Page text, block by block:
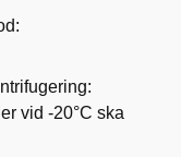
vid -20°C ska